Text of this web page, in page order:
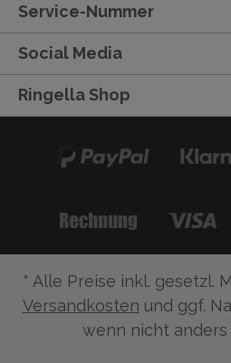
Service-Nummer
Social Media
Ringella Shop
* Alle Preise inkl. gesetzl.
Versandkosten und ggf.
wenn nicht anders